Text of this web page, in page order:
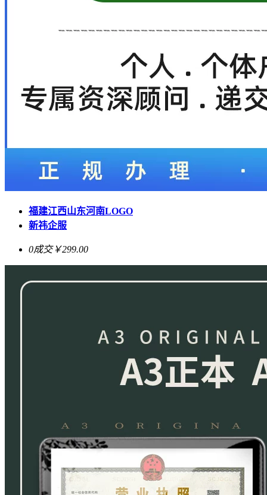
福建江西山东河南LOGO
新祎企服
0成交￥299.00